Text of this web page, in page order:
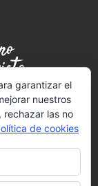
LA UNED
garantizar el
nuestros
rechazar las no
de cookies